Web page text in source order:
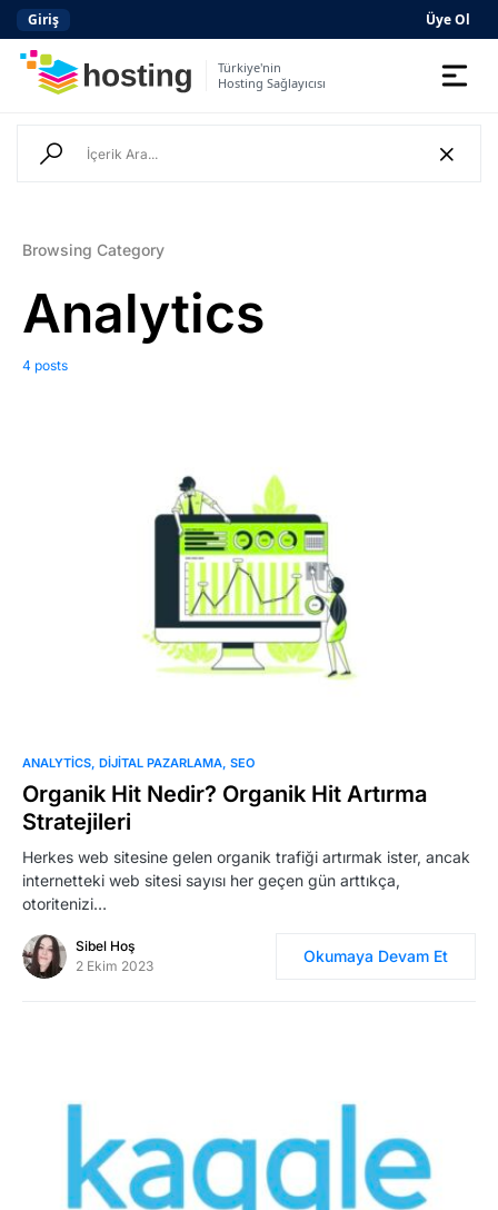
Giriş Üye Ol
Türkiye'nin
Hosting Sağlayıcısı
Domain
Kurumsal E-posta
Hazır Site AI
Kurumsal
Müşteri Giriş
Yeni Kayıt
Browsing Category
Analytics
4 posts
0
ANALYTICS DIJITAL PAZARLAMA SEO
Organik Hit Nedir? Organik Hit Artırma
Stratejileri
Herkes web sitesine gelen organik trafiği artırmak ister, ancak
internetteki web sitesi sayısı her geçen gün arttıkça,
otoritenizi…
Sibel Hoş
2 Ekim 2023
Okumaya Devam Et